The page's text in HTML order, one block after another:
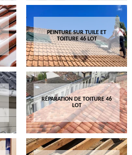
PEINTURE SUR TUILE ET
TOITURE 46 LOT
RÉPARATION DE TOITURE 46
LOT